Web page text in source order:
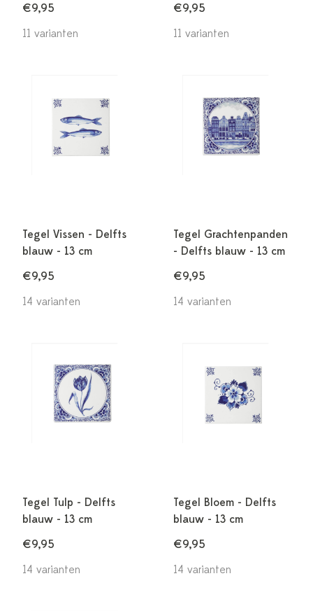
€9,95
11 varianten
€9,95
11 varianten
Tegel Vissen - Delfts
blauw - 13 cm
€9,95
14 varianten
Tegel Grachtenpanden
- Delfts blauw - 13 cm
€9,95
14 varianten
Tegel Tulp - Delfts
blauw - 13 cm
€9,95
14 varianten
Tegel Bloem - Delfts
blauw - 13 cm
€9,95
14 varianten